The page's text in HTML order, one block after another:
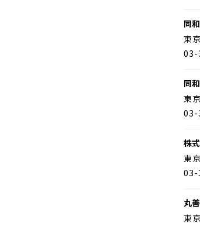
同
東
03-
同
東
03-
株
東
03-
丸
東